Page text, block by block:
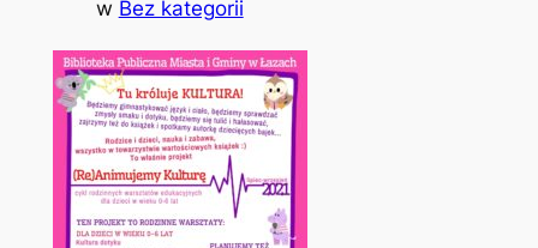
w Bez kategorii